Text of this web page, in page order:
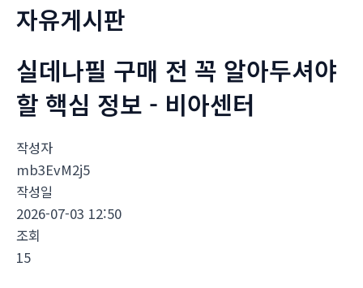
자유게시판
실데나필 구매 전 꼭 알아두셔야
할 핵심 정보 - 비아센터
작성자
mb3EvM2j5
작성일
2026-07-03 12:50
조회
15